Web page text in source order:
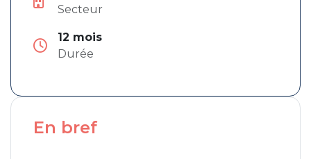
de la Loire
Secteur
12 mois
Durée
En bref